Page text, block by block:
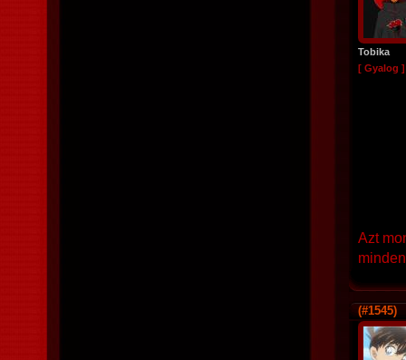
Tobika
[ Gyalog ]
Azt
(#1545)